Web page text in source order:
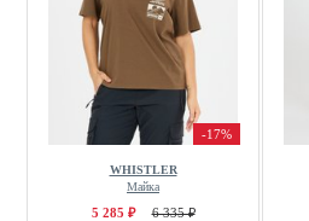
-17%
WHISTLER
Майка
5 285 ₽ 6 335 ₽